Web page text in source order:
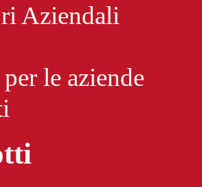
Aziendali
le aziende